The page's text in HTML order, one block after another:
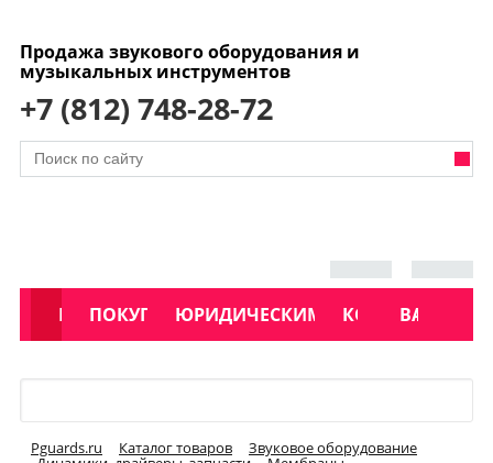
Продажа звукового оборудования и
музыкальных инструментов
+7 (812) 748-28-72
АКЦИИ
КАТАЛОГ
ПОКУПАТЕЛЯМЮРИДИЧЕСКИМ ЛИЦАМКОНТАКТЫ
УСЛУГИ
Pguards.ru Каталог товаров Звуковое оборудование